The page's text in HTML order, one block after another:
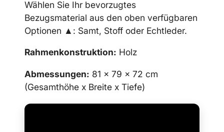
Wählen Sie Ihr bevorzugtes
Bezugsmaterial aus den oben verfügbaren
Optionen ▲: Samt, Stoff oder Echtleder.
Rahmenkonstruktion: Holz
Abmessungen: 81 x 79 x 72 cm
(Gesamthöhe x Breite x Tiefe)